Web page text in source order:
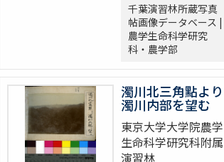
千葉演習林所蔵写真
帖画像データベース |
農学生命科学研究
科・農学部
濁川北三角點より
濁川内部を望む
東京大学大学院農学
生命科学研究科附属
演習林